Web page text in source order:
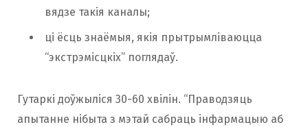
вядзе такія каналы;
ці ёсць знаёмыя, якія прытрымліваюцца
“экстрэмісцкіх” поглядаў.
Гутаркі доўжыліся 30-60 хвілін. “Праводзяць
апытанне нібыта з мэтай сабраць інфармацыю аб